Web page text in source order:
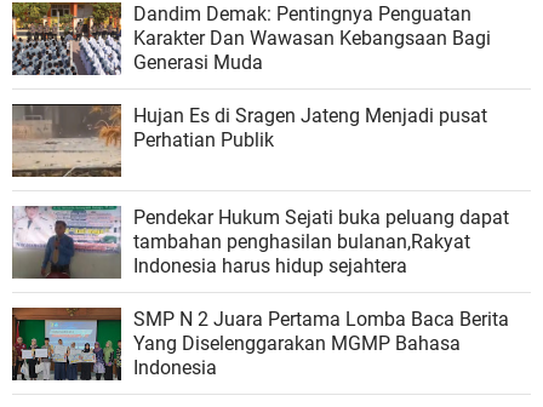
Dandim Demak: Pentingnya Penguatan
Karakter Dan Wawasan Kebangsaan Bagi
Generasi Muda
Hujan Es di Sragen Jateng Menjadi pusat
Perhatian Publik
Pendekar Hukum Sejati buka peluang dapat
tambahan penghasilan bulanan,Rakyat
Indonesia harus hidup sejahtera
SMP N 2 Juara Pertama Lomba Baca Berita
Yang Diselenggarakan MGMP Bahasa
Indonesia